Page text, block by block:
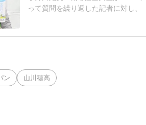
って質問を繰り返した記者に対し
題となっている。人工知能基本計
工知能基本計画の改定素案を決定
ン 山川穂高